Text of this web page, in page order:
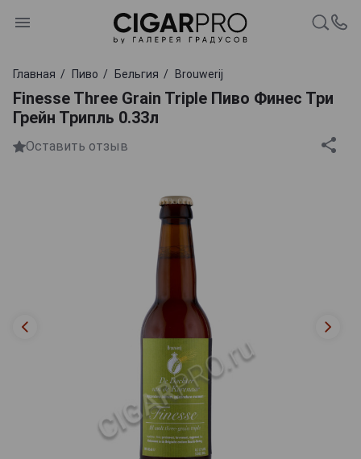
Главная Пиво Бельгия Brouwerij
Finesse Three Grain Triple Пиво Финес Три
Грейн Трипль 0.33л
Оставить отзыв